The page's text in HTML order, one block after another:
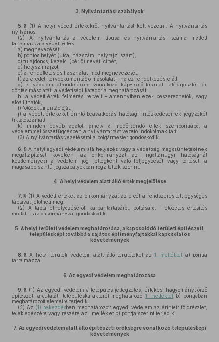
3. Nyilvántartási szabályok
5. § (1) A helyi védett értékekről nyilvántartást kell vezetni. A nyilvántartás
nyilvános.
(2) A nyilvántartás a védelem típusa és nyilvántartási száma mellett
tartalmazza a védett érték
a) megnevezését,
b) pontos helyét (utca, házszám, helyrajzi szám),
c) tulajdonos, kezelő, (bérlő) nevét, címét,
d) helyszínrajzot,
e) a rendeltetés és használati mód megnevezését,
f) az eredeti tervdokumentáció másolatát – ha ez rendelkezésre áll,
g) a védelem elrendelésére vonatkozó képviselő-testületi előterjesztés és
döntés másolatát, a védettségi kategória meghatározását,
h) a védett érték felmérési terveit – amennyiben ezek beszerezhetők, vagy
előállíthatók,
i) fotódokumentációját,
j) a védett értékeket érintő beavatkozás hatósági intézkedéseinek jegyzékét
(iktatószámát),
k) minden egyéb adatot, amely a megőrzendő érték szempontjából a
védelemmel összefüggésben a nyilvántartást vezető indokoltnak tart.
(3) A nyilvántartás vezetéséről a polgármester gondoskodik.
6. § A helyi egyedi védelem alá helyezés vagy a védettség megszüntetésének
megállapítását követően az önkormányzat az ingatlanügyi hatóságnál
kezdeményezi a védelem jogi jellegként való feljegyzését vagy törlését, a
magasabb szintű jogszabályokban rögzítettek szerint.
4. A helyi védelem alatt álló érték megjelölése
7. § (1) A védett értéket az önkormányzat az e célra rendszeresített egységes
táblával jelölheti meg.
(2) A tábla elhelyezéséről, karbantartásáról, pótlásáról – előzetes értesítés
mellett – az önkormányzat gondoskodik.
5. A helyi területi védelem meghatározása, a kapcsolódó területi építészeti,
településképi továbbá a sajátos építményfajtákkal kapcsolatos
követelmények
8. § A helyi területi védelem alatt álló területeket az 1. melléklet a) pontja
tartalmazza.
6. Az egyedi védelem meghatározása
9. § (1) Az egyedi védelem a település jellegzetes, értékes, hagyományt őrző
építészeti arculatát, településkarakterét meghatározó 1. melléklet b) pontjában
meghatározott elemeire terjed ki.
(2) Az (1) bekezdésben meghatározott egyedi védelem az érintett földrészlet,
telek egészére vagy részére az1. melléklet b) pontja szerint terjed ki.
7. Az egyedi védelem alatt álló építészeti örökségre vonatkozó településképi
követelmények